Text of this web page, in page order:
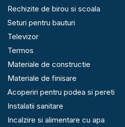
Rechizite de birou si scoala
Seturi pentru bauturi
Televizor
Termos
Materiale de constructie
Materiale de finisare
Acoperiri pentru podea si pereti
Instalatii sanitare
Incalzire si alimentare cu apa